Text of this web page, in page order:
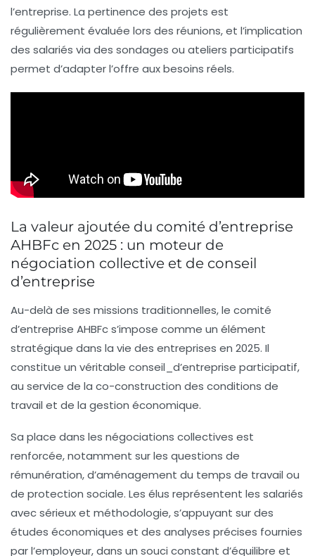
l’entreprise. La pertinence des projets est
régulièrement évaluée lors des réunions, et l’implication
des salariés via des sondages ou ateliers participatifs
permet d’adapter l’offre aux besoins réels.
La valeur ajoutée du comité d’entreprise
AHBFc en 2025 : un moteur de
négociation collective et de conseil
d’entreprise
Au-delà de ses missions traditionnelles, le comité
d’entreprise AHBFc s’impose comme un élément
stratégique dans la vie des entreprises en 2025. Il
constitue un véritable conseil_d’entreprise participatif,
au service de la co-construction des conditions de
travail et de la gestion économique.
Sa place dans les négociations collectives est
renforcée, notamment sur les questions de
rémunération, d’aménagement du temps de travail ou
de protection sociale. Les élus représentent les salariés
avec sérieux et méthodologie, s’appuyant sur des
études économiques et des analyses précises fournies
par l’employeur, dans un souci constant d’équilibre et